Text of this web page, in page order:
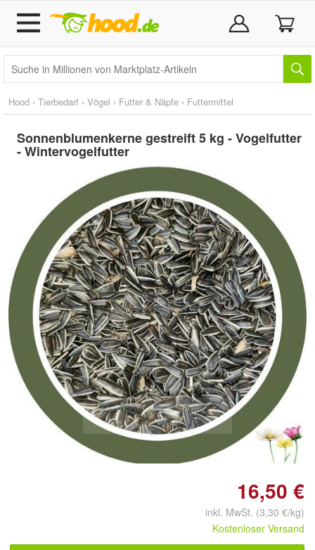
Hood › Tierbedarf › Vögel › Futter & Näpfe › Futtermittel
Sonnenblumenkerne gestreift 5 kg - Vogelfutter
- Wintervogelfutter
Doppelt antippen zum
vergrößern
16,50 €
inkl. MwSt. (3,30 €/kg)
Kostenloser Versand